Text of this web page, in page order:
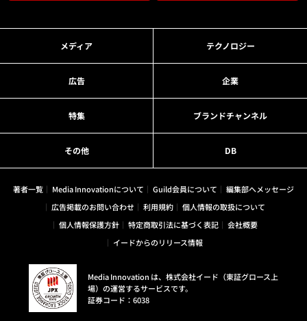
メディア テクノロジー
広告 企業
特集 ブランドチャンネル
その他 DB
著者一覧 Media Innovationについて Guild会員について
編集部へメッセージ
広告掲載のお問い合わせ
利用規約
個人情報の取扱について
個人情報保護方針
特定商取引法に基づく表記
会社概要
イードからのリリース情報
Media Innovation は、株式会社イード（東証グロース上
場）の運営するサービスです。
証券コード：6038